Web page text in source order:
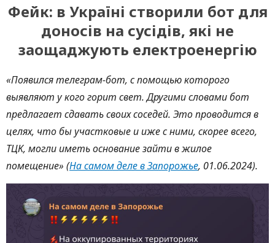
Фейк: в Україні створили бот для
доносів на сусідів, які не
заощаджують електроенергію
«Появился телеграм-бот, с помощью которого
выявляют у кого горит свет. Другими словами бот
предлагает сдавать своих соседей. Это проводится в
целях, что бы участковые и иже с ними, скорее всего,
ТЦК, могли иметь основание зайти в жилое
помещение» (На самом деле в Запорожье, 01.06.2024).